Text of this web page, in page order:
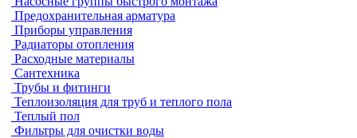
Предохранительная арматура
Приборы управления
Радиаторы отопления
Расходные материалы
Сантехника
Трубы и фитинги
Теплоизоляция для труб и теплого пола
Теплый пол
Фильтры для очистки воды